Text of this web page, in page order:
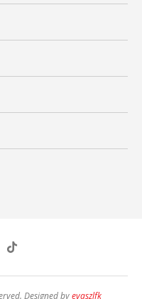
Designed byevaszlfk